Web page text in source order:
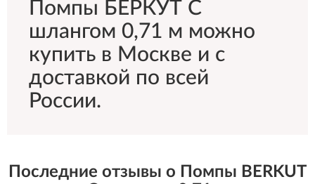
Помпы БЕРКУТ С
шлангом 0,71 м можно
купить в Москве и с
доставкой по всей
России.
Последние отзывы о Помпы BERKUT